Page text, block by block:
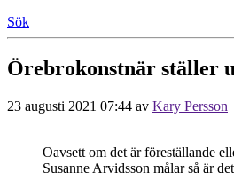
Sök
Örebrokonstnär ställer
23 augusti 2021 07:44 av Kary Persson
Oavsett om det är föreställande
Susanne Arvidsson målar så är